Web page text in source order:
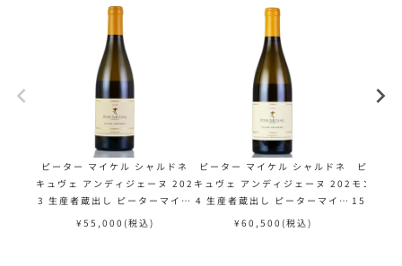
ピーター マイケル シャルドネ
キュヴェ アンディジェーヌ 202
3 生産者蔵出し ピーターマイケ
ル Peter Michael Chardonn
¥ 55,000 (税込)
ピーター マイケル シャルドネ
キュヴェ アンディジェーヌ 202
4 生産者蔵出し ピーターマイケ
ル Peter Michael Chardonn
¥ 60,500 (税込)
ピータ
モン プ
1500ml